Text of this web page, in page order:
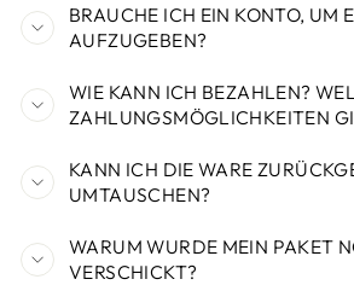
BRAUCHE ICH EIN KONTO, UM
AUFZUGEBEN?
WIE KANN ICH BEZAHLEN?
ZAHLUNGSMÖGLICHKEITEN
KANN ICH DIE WARE
UMTAUSCHEN?
WARUM WURDE MEIN PAKET
VERSCHICKT?